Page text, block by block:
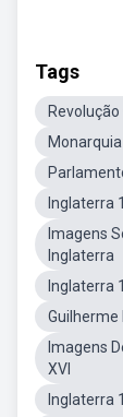
Tags
Inglaterra
Imagens
Inglaterra
Inglaterra
Guilherme
Imagens
XVI
Inglaterra